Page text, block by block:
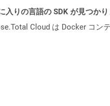
入りの言語の SDK が見つか
Cloud は Docker コン